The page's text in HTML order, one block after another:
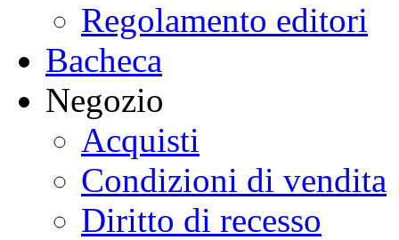
Regolamento editori
Bacheca
Negozio
Acquisti
Condizioni di vendita
Diritto di recesso